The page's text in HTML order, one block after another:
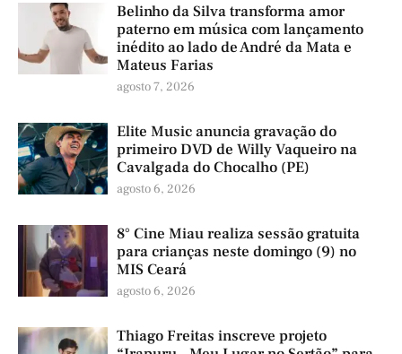
Belinho da Silva transforma amor
paterno em música com lançamento
inédito ao lado de André da Mata e
Mateus Farias
agosto 7, 2026
Elite Music anuncia gravação do
primeiro DVD de Willy Vaqueiro na
Cavalgada do Chocalho (PE)
agosto 6, 2026
8° Cine Miau realiza sessão gratuita
para crianças neste domingo (9) no
MIS Ceará
agosto 6, 2026
Thiago Freitas inscreve projeto